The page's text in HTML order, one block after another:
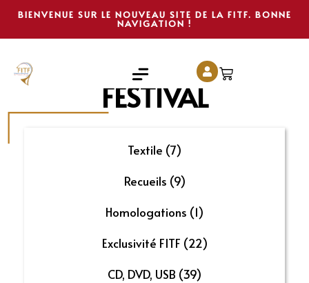
BIENVENUE SUR LE NOUVEAU SITE DE LA FITF. BONNE
NAVIGATION !
FESTIVAL
Textile (7)
Recueils (9)
Homologations (1)
Exclusivité FITF (22)
CD, DVD, USB (39)